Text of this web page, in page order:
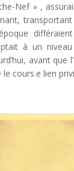
Nef » ,
à un
avant que
le cours.e lien